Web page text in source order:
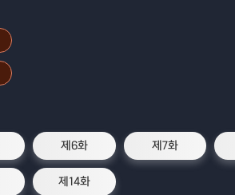
제6화 제7화
제14화